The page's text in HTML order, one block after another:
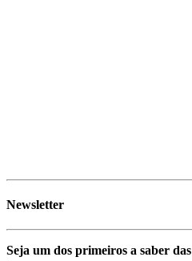
Newsletter
Seja um dos primeiros a saber